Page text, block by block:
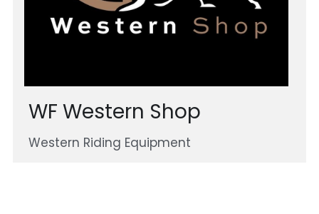
WF Western Shop
Western Riding Equipment